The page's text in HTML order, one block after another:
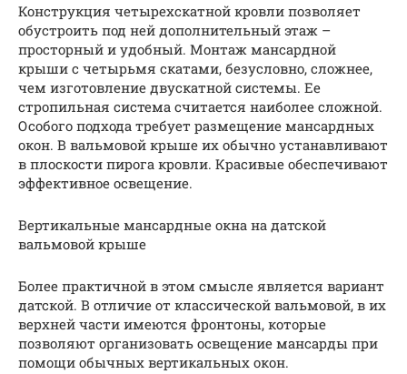
Конструкция четырехскатной кровли позволяет
обустроить под ней дополнительный этаж –
просторный и удобный. Монтаж мансардной
крыши с четырьмя скатами, безусловно, сложнее,
чем изготовление двускатной системы. Ее
стропильная система считается наиболее сложной.
Особого подхода требует размещение мансардных
окон. В вальмовой крыше их обычно устанавливают
в плоскости пирога кровли. Красивые обеспечивают
эффективное освещение.
Вертикальные мансардные окна на датской
вальмовой крыше
Более практичной в этом смысле является вариант
датской. В отличие от классической вальмовой, в их
верхней части имеются фронтоны, которые
позволяют организовать освещение мансарды при
помощи обычных вертикальных окон.